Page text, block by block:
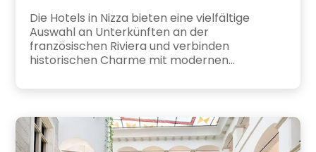
Die Hotels in Nizza bieten eine vielfältige
Auswahl an Unterkünften an der
französischen Riviera und verbinden
historischen Charme mit modernen...